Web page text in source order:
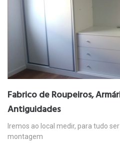
Fabrico de Roupeiros,
Antiguidades
Iremos ao local medir, para tudo
montagem